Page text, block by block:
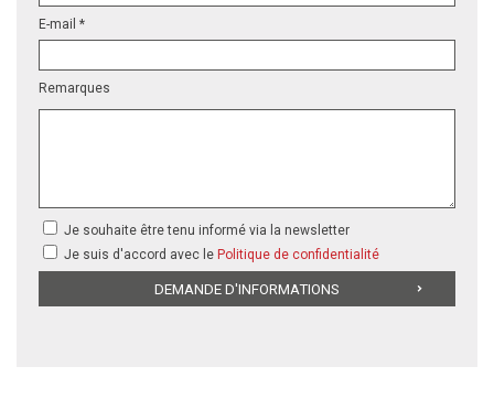
E-mail *
Remarques
Je souhaite être tenu informé via la newsletter
Je suis d'accord avec le Politique de confidentialité